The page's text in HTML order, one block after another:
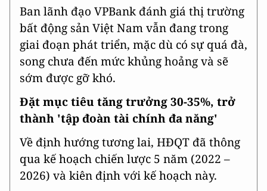
Ban lãnh đạo VPBank đánh giá thị trường
bất động sản Việt Nam vẫn đang trong
giai đoạn phát triển, mặc dù có sự quá đà,
song chưa đến mức khủng hoảng và sẽ
sớm được gỡ khó.
Đặt mục tiêu tăng trưởng 30-35%, trở
thành 'tập đoàn tài chính đa năng'
Về định hướng tương lai, HĐQT đã thông
qua kế hoạch chiến lược 5 năm (2022 –
2026) và kiên định với kế hoạch này.